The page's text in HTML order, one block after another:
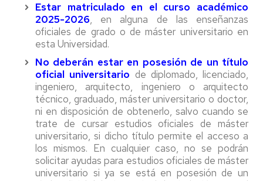
Estar matriculado en el curso académico
2025-2026, en alguna de las enseñanzas
oficiales de grado o de máster universitario en
esta Universidad.
No deberán estar en posesión de un título
oficial universitario de diplomado, licenciado,
ingeniero, arquitecto, ingeniero o arquitecto
técnico, graduado, máster universitario o doctor,
ni en disposición de obtenerlo, salvo cuando se
trate de cursar estudios oficiales de máster
universitario, si dicho título permite el acceso a
los mismos. En cualquier caso, no se podrán
solicitar ayudas para estudios oficiales de máster
universitario si ya se está en posesión de un